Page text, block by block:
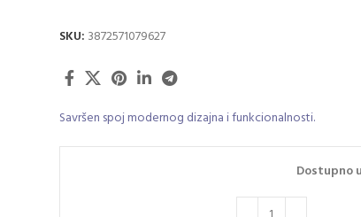
SKU: 3872571079627
Savršen spoj modernog dizajna i funkcionalnosti.
Dostupno